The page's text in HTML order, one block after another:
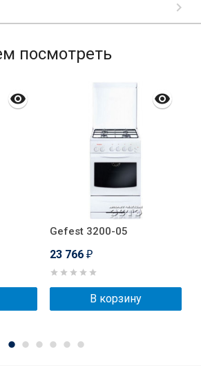
посмотреть
Gefest 3200-05
23 766 ₽
В корзину